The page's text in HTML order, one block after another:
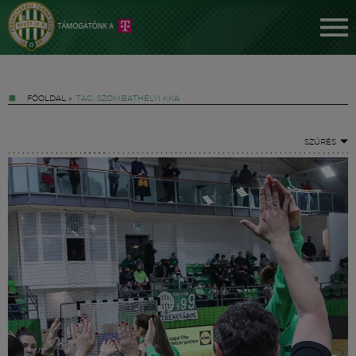
FŐOLDAL » TAG: SZOMBATHELYI KKA
SZŰRÉS
Jegyek
FM YouTube +
Hírek